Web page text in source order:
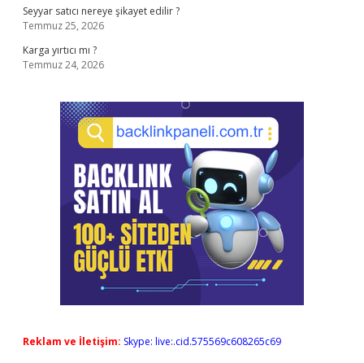
Seyyar satıcı nereye şikayet edilir ?
Temmuz 25, 2026
Karga yırtıcı mı ?
Temmuz 24, 2026
Reklam ve İletişim: Skype: live:.cid.575569c608265c69